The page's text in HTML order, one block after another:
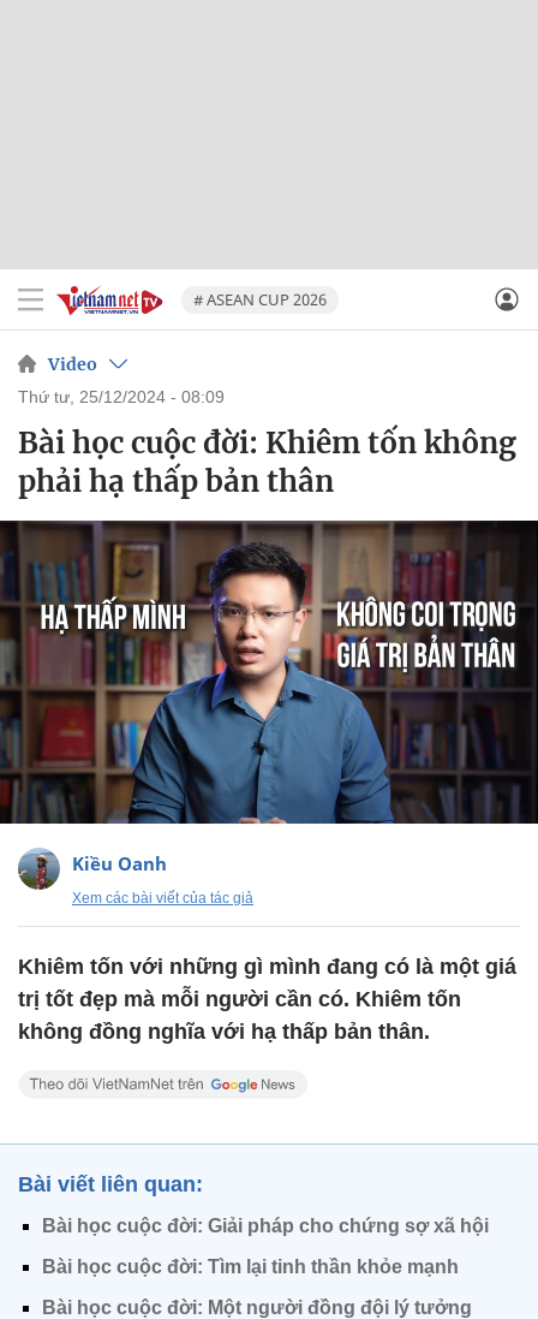
# ASEAN CUP 2026
Video
thứ tư, 25/12/2024 - 08:09
Bài học cuộc đời: Khiêm tốn không
phải hạ thấp bản thân
Kiều Oanh
Xem các bài viết của tác giả
Khiêm tốn với những gì mình đang có là một giá
trị tốt đẹp mà mỗi người cần có. Khiêm tốn
không đồng nghĩa với hạ thấp bản thân.
Bài viết liên quan:
Bài học cuộc đời: Giải pháp cho chứng sợ xã hội
Bài học cuộc đời: Tìm lại tinh thần khỏe mạnh
Bài học cuộc đời: Một người đồng đội lý tưởng